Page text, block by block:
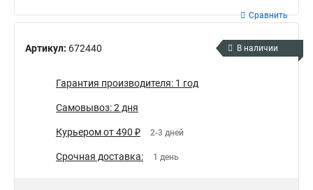
Артикул: 672440
Сравнить
В наличии
Гарантия производителя: 1 год
Самовывоз: 2 дня
Курьером от 490 ₽ 2-3 дней
Срочная доставка: 1 день